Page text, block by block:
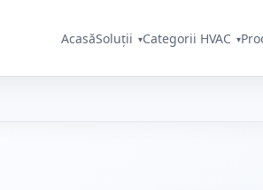
AcasăSoluții Categorii HVAC